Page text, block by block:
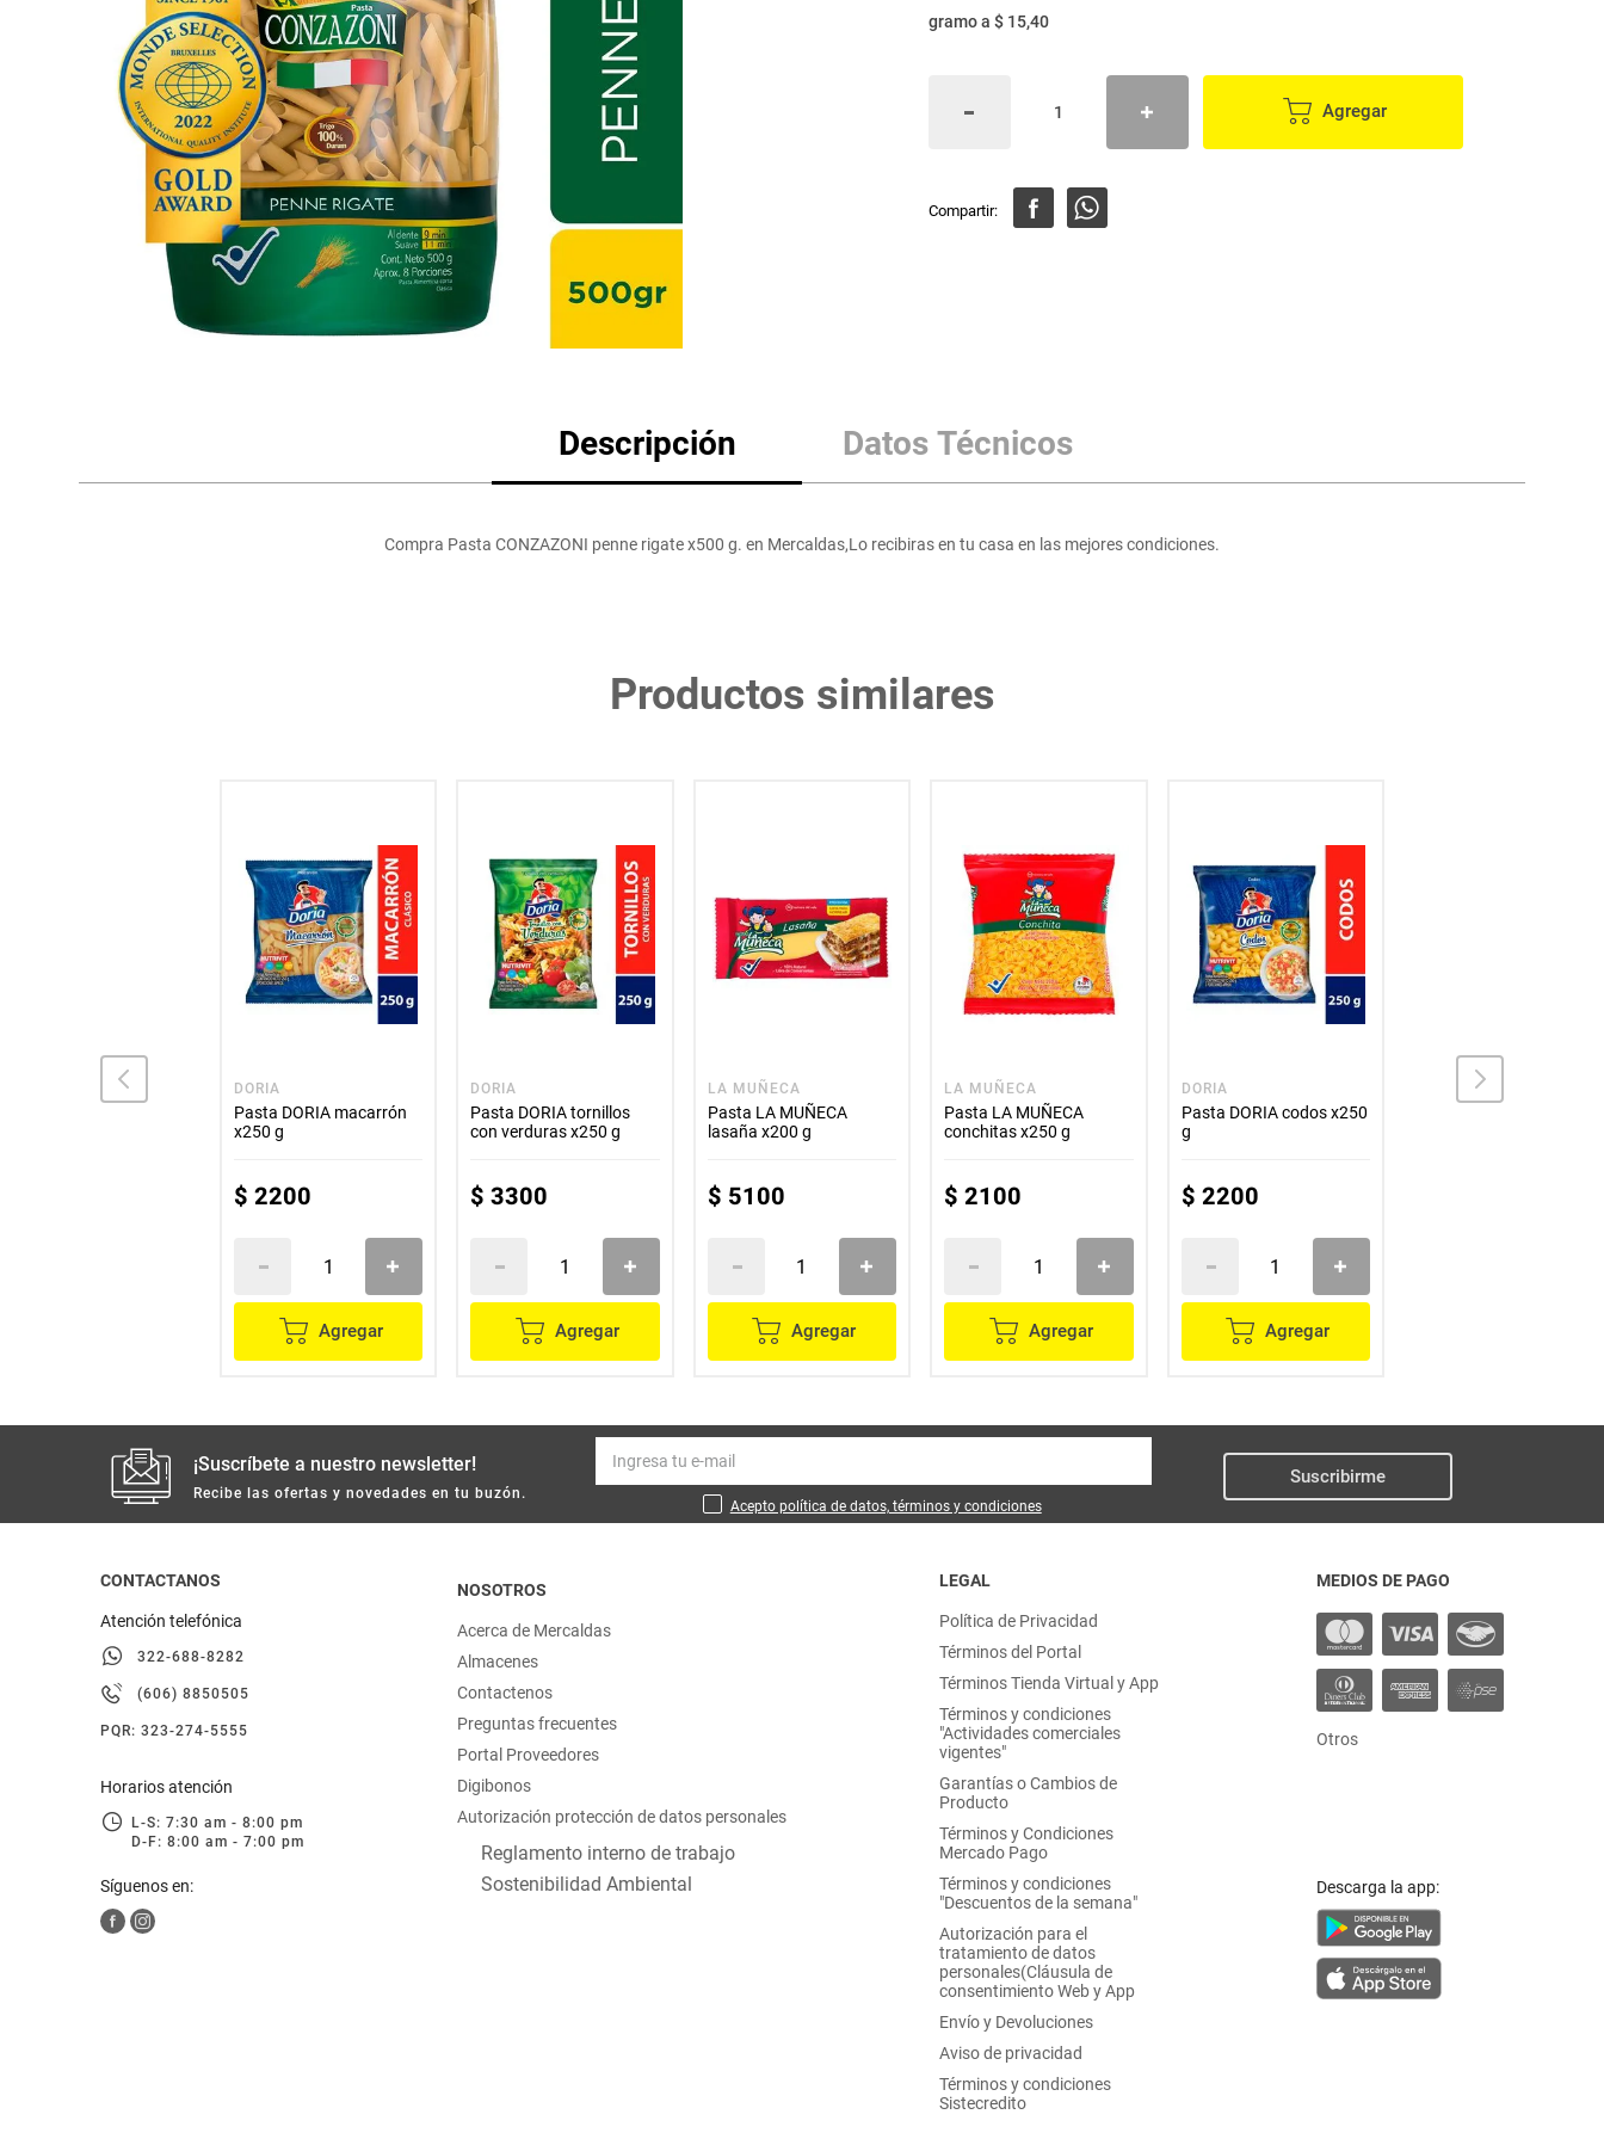
lácteos y refrigerados
vinos y licores
cuidado del bebé
mascotas
otros
gramoa $ 15,40
Agregar
Descripción Datos Técnicos
Compra Pasta CONZAZONI penne rigate x500 g. en Mercaldas,Lo recibiras en tu casa en las mejores condiciones.
Productos similares
DORIA
Pasta DORIA macarrón
x250 g
$ 2200
Agregar
DORIA
Pasta DORIA tornillos
con verduras x250 g
$ 3300
Agregar
LA MUÑECA
Pasta LA MUÑECA
lasaña x200 g
$ 5100
Agregar
LA MUÑECA
Pasta LA MUÑECA
conchitas x250 g
$ 2100
Agregar
DORIA
Pasta DORIA codos x250
g
$ 2200
Agregar
LA MUÑECA
¡Suscríbete a nuestro newsletter!
Recibe las ofertas y novedades en tu buzón.
Acepto política de datos, términos y condiciones
Suscribirme
CONTACTANOS
Atención telefónica
322-688-8282
(606) 8850505
PQR: 323-274-5555
Horarios atención
L-S: 7:30 am - 8:00 pm
D-F: 8:00 am - 7:00 pm
Síguenos en:
NOSOTROS
Acerca de Mercaldas
Almacenes
Contactenos
Preguntas frecuentes
Portal Proveedores
Digibonos
Autorización protección de datos personales
Reglamento interno de trabajo
Sostenibilidad Ambiental
LEGAL
Política de Privacidad
Términos del Portal
Términos Tienda Virtual y App
Términos y condiciones
"Actividades comerciales
vigentes"
Garantías o Cambios de
Producto
Términos y Condiciones
Mercado Pago
Términos y condiciones
"Descuentos de la semana"
Autorización para el
tratamiento de datos
personales(Cláusula de
consentimiento Web y App
Envío y Devoluciones
Aviso de privacidad
Términos y condiciones
Sistecredito
MEDIOS DE PAGO
Otros
Descarga la app:
Mantequilla